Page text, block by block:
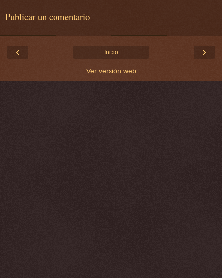
Publicar un comentario
‹ ›
Inicio
Ver versión web